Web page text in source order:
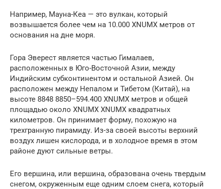
Например, Мауна-Кеа — это вулкан, который
возвышается более чем на 10.000 XNUMX метров от
основания на дне моря.
Гора Эверест является частью Гималаев,
расположенных в Юго-Восточной Азии, между
Индийским субконтинентом и остальной Азией. Он
расположен между Непалом и Тибетом (Китай), на
высоте 8848 8850–594.400 XNUMX метров и общей
площадью около XNUMX XNUMX квадратных
километров. Он принимает форму, похожую на
трехгранную пирамиду. Из-за своей высоты верхний
воздух лишен кислорода, и в холодное время в этом
районе дуют сильные ветры.
Его вершина, или вершина, образована очень твердым
снегом, окруженным еще одним слоем снега, который